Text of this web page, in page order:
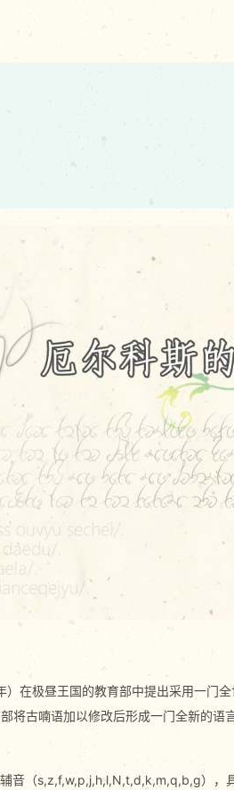
在极昼王国的教育部中提出采用一门全
将古喃语加以修改后形成一门全新的
音（s,z,f,w,p,j,h,l,N,t,d,k,m,q,b,g），